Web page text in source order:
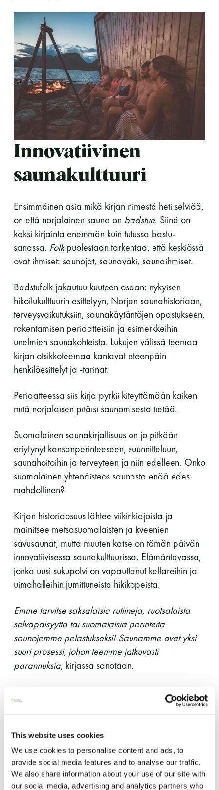
This website uses cookies
We use cookies to personalise content and ads, to
provide social media features and to analyse our traffic.
We also share information about your use of our site with
our social media, advertising and analytics partners who
Saunaseuran tarkoitus
Suomen Saunaseura vaalii perinteisiä, kohteliaita
saunomistapoja, joiden perustana on toisten
saunarauhan kunnioittaminen. Seura vaalii
saunakulttuuria ja pyrkii kehittämään suomalaista
saunaa ja edistämään sitä koskevaa tutkimusta.
LUE LISÄÄ
Innovatiivinen
saunakulttuuri
Ensimmäinen asia mikä kirjan nimestä heti selviää,
on että norjalainen sauna on badstue. Siinä on
kaksi kirjainta enemmän kuin tutussa bastu-
sanassa. Folkpuolestaan tarkentaa, että keskiössä
ovat ihmiset: saunojat, saunaväki, saunaihmiset.
Badstufolk jakautuu kuuteen osaan: nykyisen
hikoilukulttuurin esittelyyn, Norjan saunahistoriaan,
terveysvaikutuksiin, saunakäytäntöjen opastukseen,
rakentamisen periaatteisiin ja esimerkkeihin
unelmien saunakohteista. Lukujen välissä teemaa
kirjan otsikkoteemaa kantavat eteenpäin
henkilöesittelyt ja -tarinat.
Periaatteessa siis kirja pyrkii kiteyttämään kaiken
mitä norjalaisen pitäisi saunomisesta tietää.
Suomalainen saunakirjallisuus on jo pitkään
eriytynyt kansanperinteeseen, suunnitteluun,
saunahoitoihin ja terveyteen ja niin edelleen. Onko
suomalainen yhtenäisteos saunasta enää edes
mahdollinen?
Kirjan historiaosuus lähtee viikinkiajoista ja
mainitsee metsäsuomalaisten ja kveenien
savusaunat, mutta muuten katse on tämän päivän
innovatiivisessa saunakulttuurissa. Elämäntavassa,
jonka uusi sukupolvi on vapauttanut kellareihin ja
uimahalleihin jumittuneista hikikopeista.
Emme tarvitse saksalaisia rutiineja, ruotsalaista
selväpäisyyttä tai suomalaisia perinteitä
saunojemme pelastukseksi! Saunamme ovat yksi
suuri prosessi, johon teemme jatkuvasti
parannuksia, kirjassa sanotaan.
Innostus, innovatiivisuus ja luonnonläheisyys ovatkin
uusnorjalaisen saunakulttuurin avainsanoja.